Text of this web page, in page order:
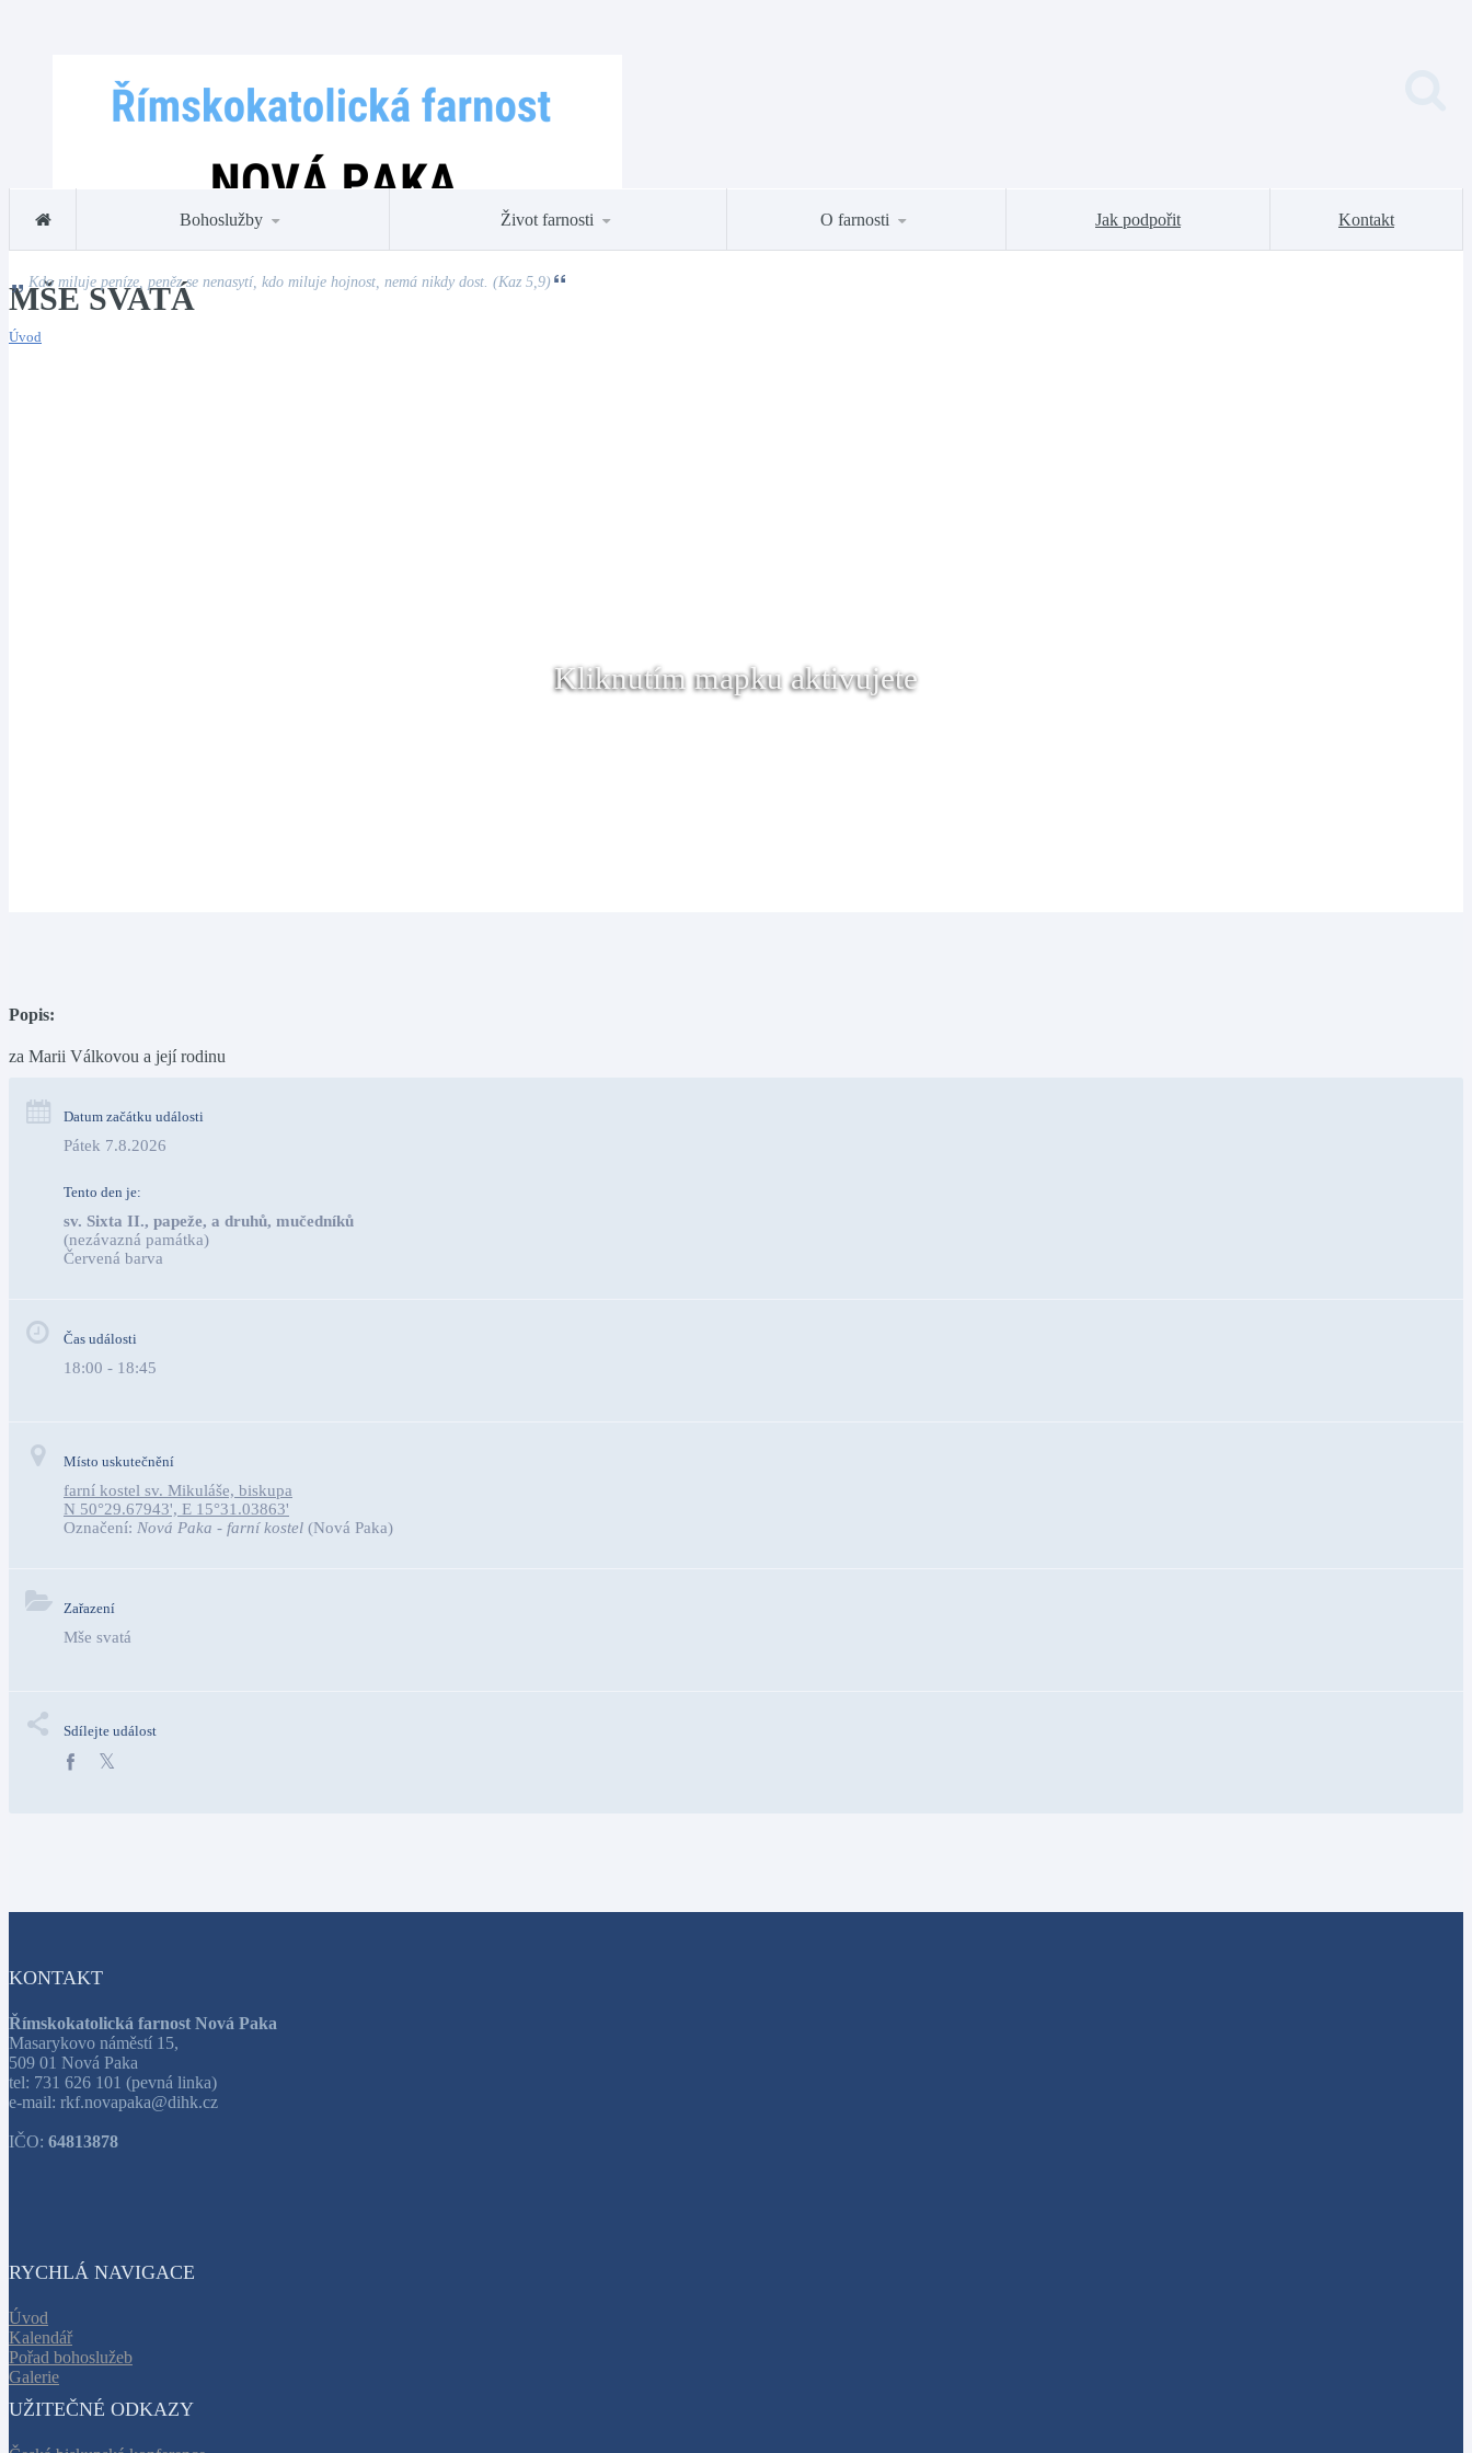
Kdo miluje peníze, peněz se nenasytí, kdo miluje hojnost, nemá nikdy dost. (Kaz 5,9)
Bohoslužby Život farnosti O farnosti Jak podpořit Kontakt
MŠE SVATÁ
Úvod
Kliknutím mapku aktivujete
Popis:
za Marii Válkovou a její rodinu
Datum začátku události
Pátek 7.8.2026
Tento den je:
sv. Sixta II., papeže, a druhů, mučedníků
(nezávazná památka)
Červená barva
Čas události
18:00 - 18:45
Místo uskutečnění
farní kostel sv. Mikuláše, biskupa
N 50°29.67943', E 15°31.03863'
Označení: Nová Paka - farní kostel (Nová Paka)
Zařazení
Mše svatá
Sdílejte událost
KONTAKT
Římskokatolická farnost Nová Paka
Masarykovo náměstí 15,
509 01 Nová Paka
tel: 731 626 101 (pevná linka)
e-mail: rkf.novapaka@dihk.cz
IČO: 64813878
RYCHLÁ NAVIGACE
Úvod
Kalendář
Pořad bohoslužeb
Galerie
UŽITEČNÉ ODKAZY